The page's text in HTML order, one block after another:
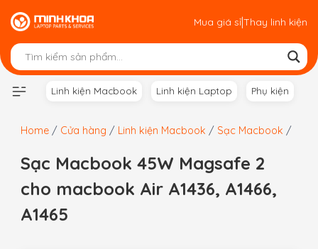
Skip
to
content
Mua giá sỉ|Thay linh kiện
Linh kiện Macbook Linh kiện Laptop Phụ kiện
Home / Cửa hàng / Linh kiện Macbook / Sạc Macbook /
Sạc Macbook 45W Magsafe 2
cho macbook Air A1436, A1466,
A1465